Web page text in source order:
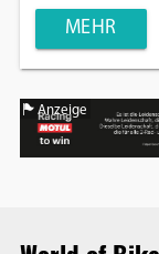
MEHR
Anzeige